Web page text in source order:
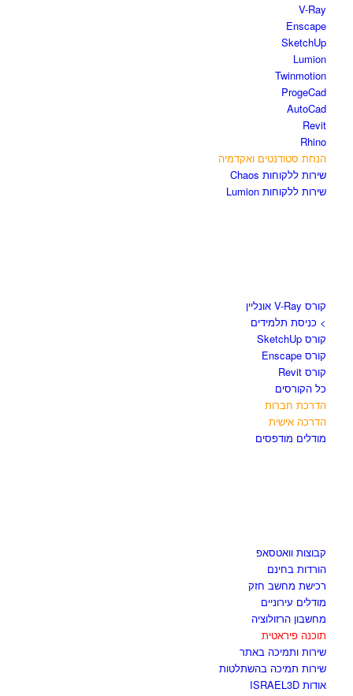
V-Ray
Enscape
SketchUp
Lumion
Twinmotion
ProgeCad
AutoCad
Revit
Rhino
הנחת סטודנטים ואקדמיה
שירות ללקוחות Chaos
שירות ללקוחות Lumion
קורס V-Ray אונליין
> כניסת תלמידים
קורס SketchUp
קורס Enscape
קורס Revit
כל הקורסים
הדרכת חברות
הדרכה אישית
מודלים מודפסים
קבוצות וואטסאפ
הורדות בחינם
רכישת מחשב חזק
מודלים עירוניים
מחשבון הרזולוציה
תוכנה פיראטית
שירות ותמיכה באתר
שירות תמיכה בהשתלטות
אודות ISRAEL3D